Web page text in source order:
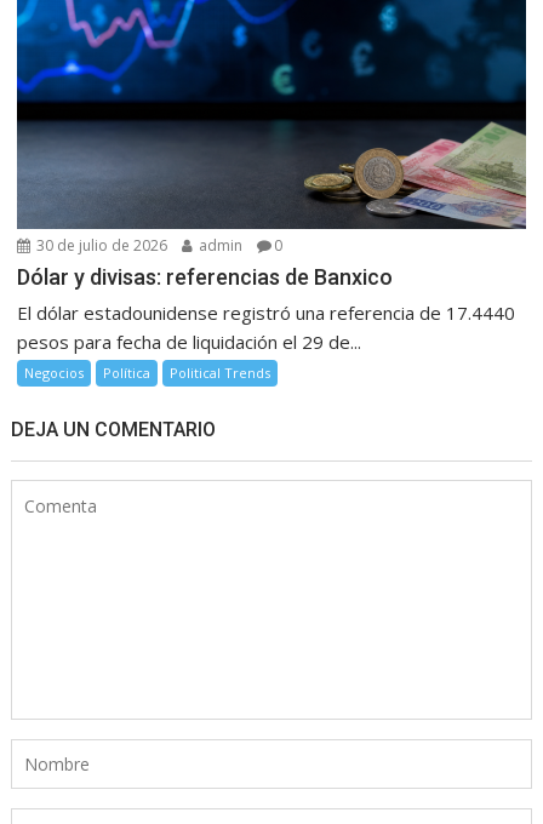
30 de julio de 2026 admin 0
Dólar y divisas: referencias de Banxico
El dólar estadounidense registró una referencia de 17.4440
pesos para fecha de liquidación el 29 de...
Negocios Política Political Trends
DEJA UN COMENTARIO